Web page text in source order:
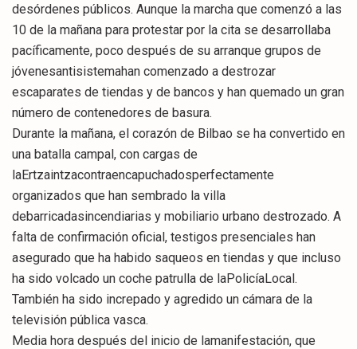
desórdenes públicos. Aunque la marcha que comenzó a las
10 de la mañana para protestar por la cita se desarrollaba
pacíficamente, poco después de su arranque grupos de
jóvenesantisistemahan comenzado a destrozar
escaparates de tiendas y de bancos y han quemado un gran
número de contenedores de basura.
Durante la mañana, el corazón de Bilbao se ha convertido en
una batalla campal, con cargas de
laErtzaintzacontraencapuchadosperfectamente
organizados que han sembrado la villa
debarricadasincendiarias y mobiliario urbano destrozado. A
falta de confirmación oficial, testigos presenciales han
asegurado que ha habido saqueos en tiendas y que incluso
ha sido volcado un coche patrulla de laPolicíaLocal.
También ha sido increpado y agredido un cámara de la
televisión pública vasca.
Media hora después del inicio de lamanifestación, que